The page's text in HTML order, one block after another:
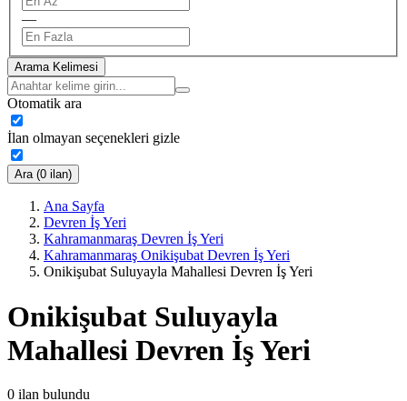
—
Arama Kelimesi
Otomatik ara
İlan olmayan seçenekleri gizle
Ara (0 ilan)
Ana Sayfa
Devren İş Yeri
Kahramanmaraş Devren İş Yeri
Kahramanmaraş Onikişubat Devren İş Yeri
Onikişubat Suluyayla Mahallesi Devren İş Yeri
Onikişubat Suluyayla
Mahallesi Devren İş Yeri
0 ilan bulundu